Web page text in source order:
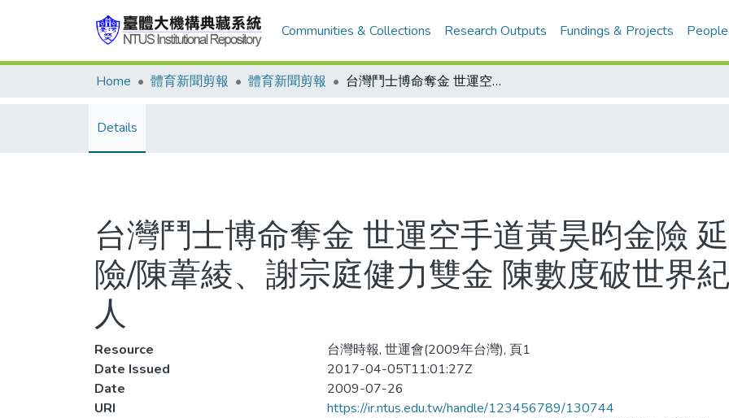
Communities & Collections Research Outputs Fundings & Projects People
Home 體育新聞剪報 體育新聞剪報 台灣鬥士博命奪金 世運空手道黃昊昀金險 延長賽被攻擊尚未脫險/陳葦綾、謝宗庭健力雙金 陳數度破世界紀錄 謝敗強敵一鳴驚人
Details
台灣鬥士博命奪金 世運空手道黃昊昀金險
險/陳葦綾、謝宗庭健力雙金 陳數度破世界
人
Resource
台灣時報, 世運會(2009年台灣), 頁1
Date Issued
2017-04-05T11:01:27Z
Date
2009-07-26
URI
https://ir.ntus.edu.tw/handle/123456789/130744